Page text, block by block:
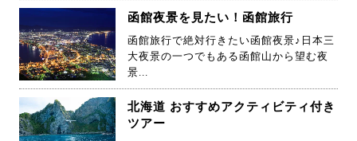
函館夜景を見たい！函館旅行
函館旅行で絶対行きたい函館夜景♪日本三
大夜景の一つでもある函館山から望む夜
景...
北海道 おすすめアクティビティ付き
ツアー